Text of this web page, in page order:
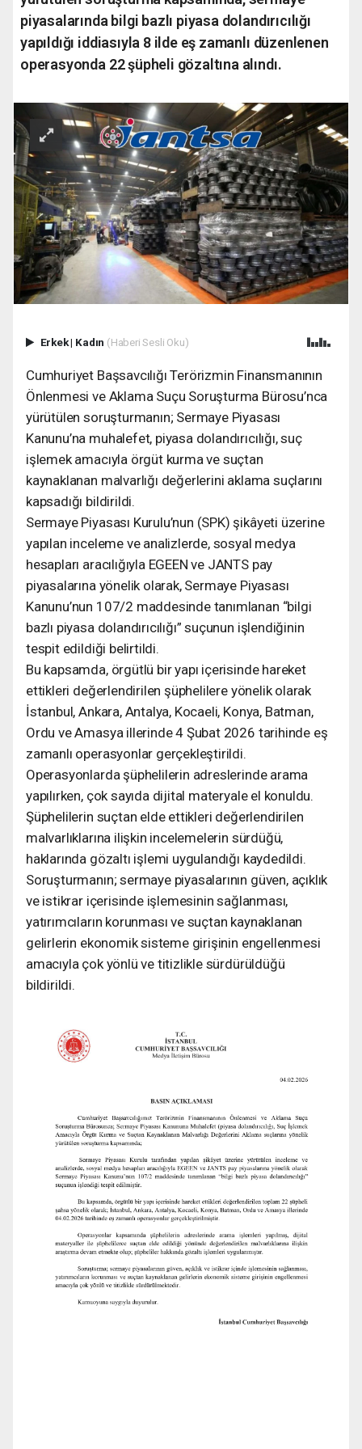
piyasalarında bilgi bazlı piyasa dolandırıcılığı
yapıldığı iddiasıyla 8 ilde eş zamanlı düzenlenen
operasyonda 22 şüpheli gözaltına alındı.
Erkek| Kadın (Haberi Sesli Oku)
Cumhuriyet Başsavcılığı Terörizmin Finansmanının
Önlenmesi ve Aklama Suçu Soruşturma Bürosu’nca
yürütülen soruşturmanın; Sermaye Piyasası
Kanunu’na muhalefet, piyasa dolandırıcılığı, suç
işlemek amacıyla örgüt kurma ve suçtan
kaynaklanan malvarlığı değerlerini aklama suçlarını
kapsadığı bildirildi.
Sermaye Piyasası Kurulu’nun (SPK) şikâyeti üzerine
yapılan inceleme ve analizlerde, sosyal medya
hesapları aracılığıyla EGEEN ve JANTS pay
piyasalarına yönelik olarak, Sermaye Piyasası
Kanunu’nun 107/2 maddesinde tanımlanan “bilgi
bazlı piyasa dolandırıcılığı” suçunun işlendiğinin
tespit edildiği belirtildi.
Bu kapsamda, örgütlü bir yapı içerisinde hareket
ettikleri değerlendirilen şüphelilere yönelik olarak
İstanbul, Ankara, Antalya, Kocaeli, Konya, Batman,
Ordu ve Amasya illerinde 4 Şubat 2026 tarihinde eş
zamanlı operasyonlar gerçekleştirildi.
Operasyonlarda şüphelilerin adreslerinde arama
yapılırken, çok sayıda dijital materyale el konuldu.
Şüphelilerin suçtan elde ettikleri değerlendirilen
malvarlıklarına ilişkin incelemelerin sürdüğü,
haklarında gözaltı işlemi uygulandığı kaydedildi.
Soruşturmanın; sermaye piyasalarının güven, açıklık
ve istikrar içerisinde işlemesinin sağlanması,
yatırımcıların korunması ve suçtan kaynaklanan
gelirlerin ekonomik sisteme girişinin engellenmesi
amacıyla çok yönlü ve titizlikle sürdürüldüğü
bildirildi.